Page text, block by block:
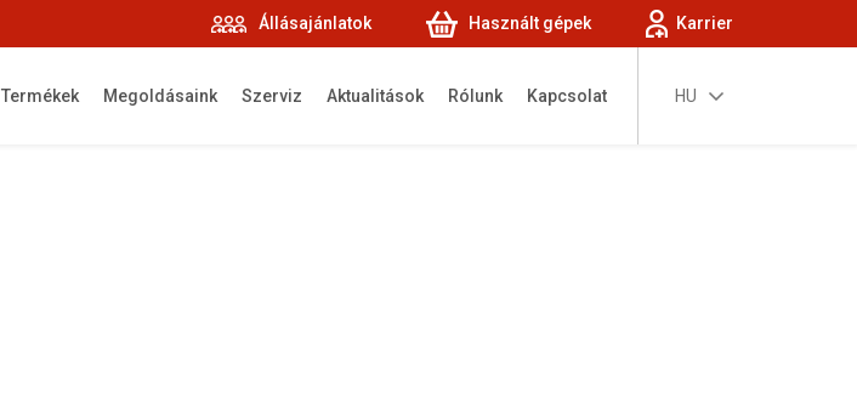
Állásajánlatok Használt gépek Karrier
HU
Termékek Megoldásaink Szerviz Aktualitások Rólunk Kapcsolat